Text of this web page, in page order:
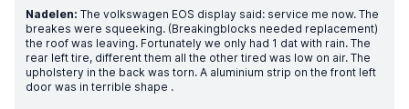
Nadelen: The volkswagen EOS display said: service me now. The
breakes were squeeking. (Breakingblocks needed replacement)
the roof was leaving. Fortunately we only had 1 dat with rain. The
rear left tire, different them all the other tired was low on air. The
upholstery in the back was torn. A aluminium strip on the front left
door was in terrible shape .